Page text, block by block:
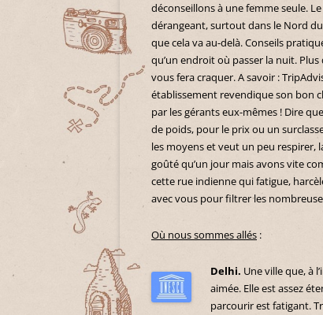
déconseillons à une femme seule.
dérangeant, surtout dans le Nord
que cela va au-delà. Conseils
qu’un endroit où passer la nuit.
vous fera craquer. A savoir :
établissement revendique son bon
par les gérants eux-mêmes ! Dire
de poids, pour le prix ou un
les moyens et veut un peu respirer,
goûté qu’un jour mais avons vite
cette rue indienne qui fatigue,
avec vous pour filtrer les
Où nous sommes allés :
Delhi. Une ville que, à
aimée. Elle est assez
parcourir est fatigant.